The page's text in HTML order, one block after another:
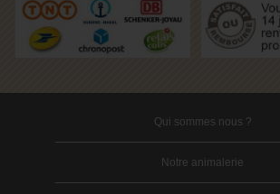
Qui sommes nous ?
Notre animalerie